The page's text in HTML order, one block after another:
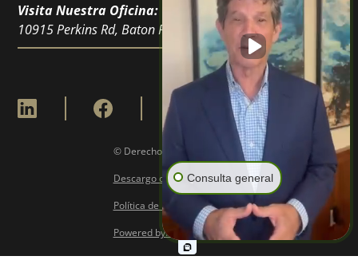
Visita Nuestra Oficina:
10915 Perkins Rd, Baton Rouge, LA 70810
© Derechos de Autor
Descargo de Responsabilidad
Política de Privacidad
Powered by: 6point Digital
Consulta general